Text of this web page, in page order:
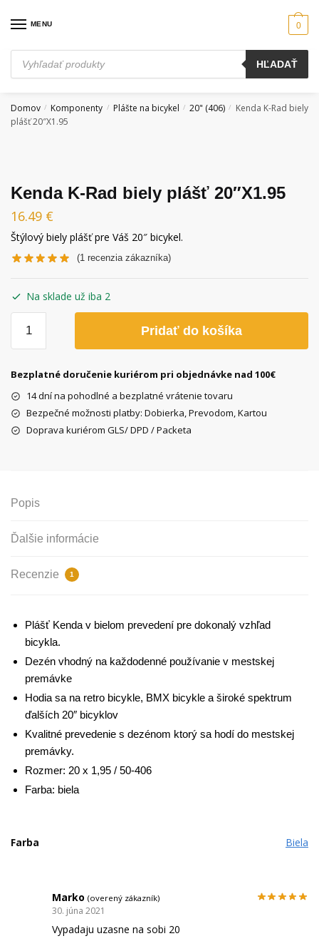
MENU
Products
search
HĽADAŤ
0
Domov / Komponenty / Plášte na bicykel / 20" (406) /
Kenda K-Rad biely
plášť 20″X1.95
Kenda K-Rad biely plášť 20″X1.95
16.49 €
Štýlový biely plášť pre Váš 20″ bicykel.
(1 recenzia zákazníka)
Na sklade už iba 2
Kenda
Rad
20"X1.95
Pridať do košíka
Bezplatné doručenie kuriérom pri objednávke nad 100€
14 dní na pohodlné a bezplatné vrátenie tovaru
Bezpečné možnosti platby: Dobierka, Prevodom, Kartou
Doprava kuriérom GLS/ DPD / Packeta
Popis
Ďalšie informácie
Recenzie 1
Plášť Kenda v bielom prevedení pre dokonalý vzhľad
bicykla.
Dezén vhodný na každodenné používanie v mestskej
premávke
Hodia sa na retro bicykle, BMX bicykle a široké spektrum
ďalších 20″ bicyklov
Kvalitné prevedenie s dezénom ktorý sa hodí do mestskej
premávky.
Rozmer: 20 x 1,95 / 50-406
Farba: biela
Farba Biela
Marko (overený zákazník)
30. júna 2021
Vypadaju uzasne na sobi 20